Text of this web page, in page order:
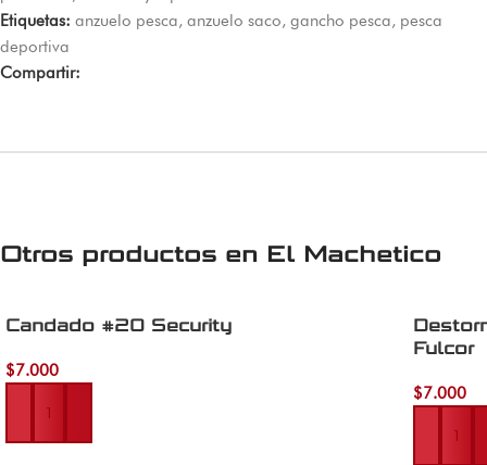
Etiquetas: anzuelo pesca, anzuelo saco, gancho pesca, pesca
deportiva
Compartir:
Otros productos en El Machetico
Candado #20 Security
$7.000
Añadir al carrito
Fulcor
$7.000
Añadir al